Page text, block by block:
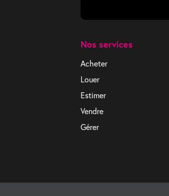
Nos services
Acheter
Louer
Estimer
Vendre
Gérer